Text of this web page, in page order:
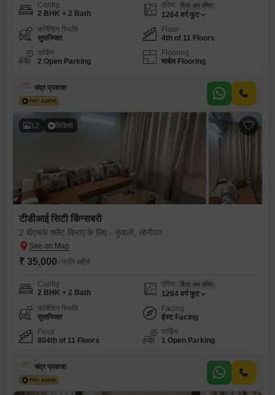
Config
2 BHK + 2 Bath
एरिया बिल्ट-अप एरिया
1264 वर्ग फुट
फर्निशिंग स्थिति
सुसज्जित
Floor
4th of 11 Floors
पार्किंग
2 Open Parking
Flooring
मार्बल Flooring
चंद्र प्रकाश
12 विडियो
टीडीआई सिटी किंग्सबरी
2 बीएचके फ्लैट किराए के लिए - कुंडली, सोनीपत
₹ 35,000 / प्रति महीने
Config
2 BHK + 2 Bath
एरिया बिल्ट-अप एरिया
1264 वर्ग फुट
फर्निशिंग स्थिति
सुसज्जित
Facing
ईस्ट Facing
Floor
804th of 11 Floors
पार्किंग
1 Open Parking
चंद्र प्रकाश